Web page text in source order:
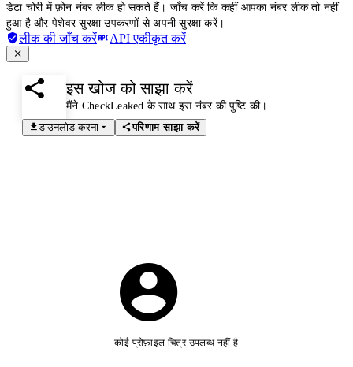
डेटा चोरी में फ़ोन नंबर लीक हो सकते हैं। जाँच करें कि कहीं आपका नंबर लीक तो नहीं
हुआ है और पेशेवर सुरक्षा उपकरणों से अपनी सुरक्षा करें।
लीक की जाँच करें API एकीकृत करें
इस खोज को साझा करें
मैंने CheckLeaked के साथ इस नंबर की पुष्टि की।
डाउनलोड करना
परिणाम साझा करें
कोई प्रोफ़ाइल चित्र उपलब्ध नहीं है